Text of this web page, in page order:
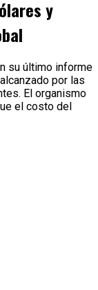
y
su último informe
por las
El organismo
el costo del